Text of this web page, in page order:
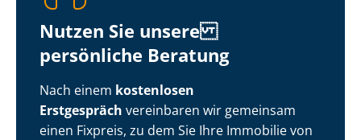
Nutzen Sie unsere
persönliche Beratung
Nach einem kostenlosen
Erstgespräch vereinbaren wir gemeinsam
einen Fixpreis, zu dem Sie Ihre Immobilie von